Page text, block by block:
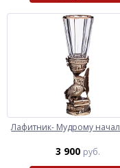
Лафитник- Мудрому
3 900 руб.